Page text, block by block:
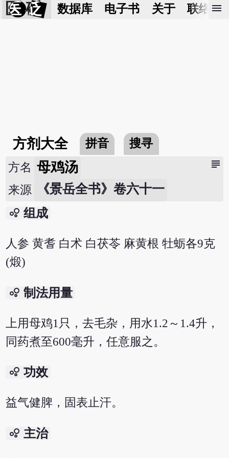
医 砭 数据库 电子书 关于 联络我
menu
方剂大全 拼音 搜寻
subject
方名 母鸡汤
来源 《景岳全书》卷六十一
bubble_chart 组成
人参 黄耆 白术 白茯苓 麻黄根 牡蛎各9克
(煅)
bubble_chart 制法用量
上用母鸡1只，去毛杂，用水1.2～1.4升，
同药煮至600毫升，任意服之。
bubble_chart 功效
益气健脾，固表止汗。
bubble_chart 主治